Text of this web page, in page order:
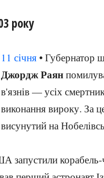
року
11 січня • Губернатор
Джордж Раян
в'язнів — усіх
виконання вироку. За
висунутий на
запустили